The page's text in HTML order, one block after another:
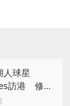
人球星
訪港 修
球技